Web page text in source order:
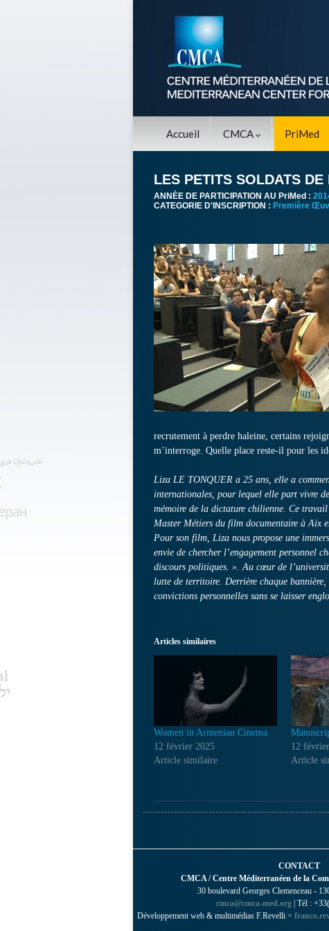
Accueil CMCA PriMed
LES PETITS SOLDATS DE
ANNÈE DE PARTICIPATION AU PriMed :
CATEGORIE D'INSCRIPTION : Première
recrutement à perdre haleine, certains
m’interroge. Quelle place reste-il pour les
Liza LE TONQUER a 25 ans, elle a
internationales, pour lequel elle part vivre
mémoire de la dictature chilienne. Ce
Master Métiers du film documentaire à Aix
Pour son film, Liza nous propose une
envie de chercher l’engagement personnel
discours politiques. ». Au cœur de
lutte de territoire. Derrière chaque bannière,
convictions personnelles sans se laisser
Articles similaires
Women in Armenian Cinema
12 février 2025
Article similaire
12
Article
CONTACT
CMCA / Centre Méditerranéen de la
30 boulevard Georges Clemenceau -
cmca@cmca-med.org | Tél :
Développement web & multimédias F.Revelli >